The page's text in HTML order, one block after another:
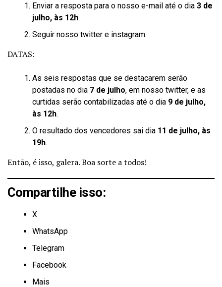
Enviar a resposta para o nosso e-mail até o dia 3 de
julho, às 12h.
Seguir nosso twitter e instagram.
DATAS:
As seis respostas que se destacarem serão
postadas no dia 7 de julho, em nosso twitter, e as
curtidas serão contabilizadas até o dia 9 de julho,
às 12h.
O resultado dos vencedores sai dia 11 de julho, às
19h.
Então, é isso, galera. Boa sorte a todos!
Compartilhe isso:
X
WhatsApp
Telegram
Facebook
Mais